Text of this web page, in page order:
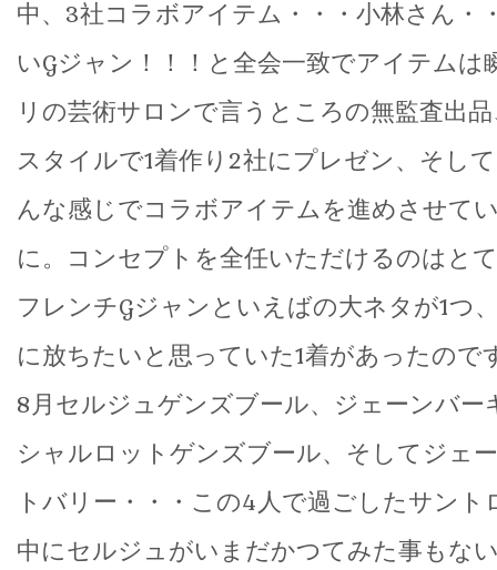
中、3社コラボアイテム・・・小林さん・
いGジャン！！！と全会一致でアイテムは
リの芸術サロンで言うところの無監査出
スタイルで1着作り2社にプレゼン、そし
んな感じでコラボアイテムを進めさせて
に。コンセプトを全任いただけるのはと
フレンチGジャンといえばの大ネタが1つ
に放ちたいと思っていた1着があったので
8月セルジュゲンズブール、ジェーンバー
シャルロットゲンズブール、そしてジェ
トバリー・・・この4人で過ごしたサン
中にセルジュがいまだかつてみた事もな